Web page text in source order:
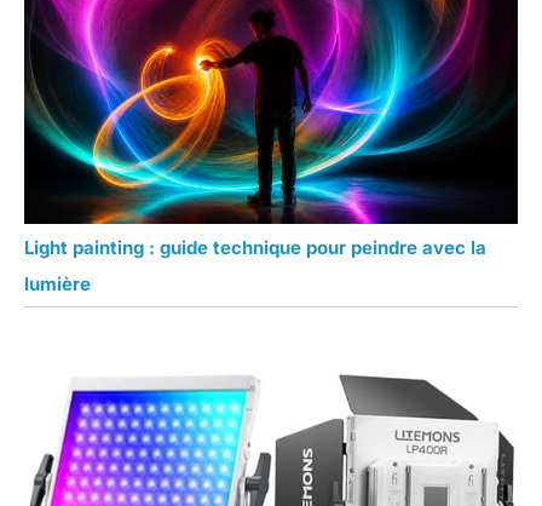
Light painting : guide technique pour peindre avec la
lumière